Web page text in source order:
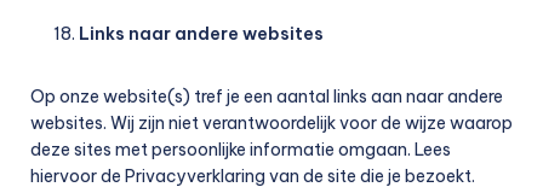
Links naar andere websites
Op onze website(s) tref je een aantal links aan naar andere
websites. Wij zijn niet verantwoordelijk voor de wijze waarop
deze sites met persoonlijke informatie omgaan. Lees
hiervoor de Privacyverklaring van de site die je bezoekt.